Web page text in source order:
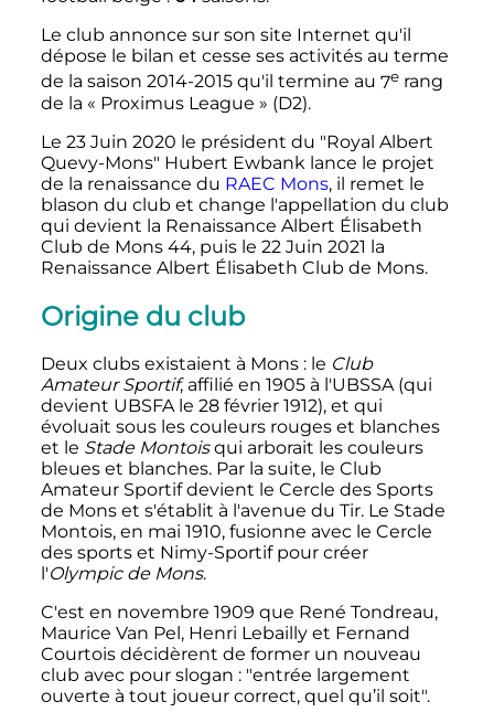
Le club annonce sur son site Internet qu'il
dépose le bilan et cesse ses activités au terme
de la saison 2014-2015 qu'il termine au 7e rang
de la « Proximus League » (D2).
Le 23 Juin 2020 le président du "Royal Albert
Quevy-Mons" Hubert Ewbank lance le projet
de la renaissance du RAEC Mons, il remet le
blason du club et change l'appellation du club
qui devient la Renaissance Albert Élisabeth
Club de Mons 44, puis le 22 Juin 2021 la
Renaissance Albert Élisabeth Club de Mons.
Origine du club
Deux clubs existaient à Mons : le Club
Amateur Sportif, affilié en 1905 à l'UBSSA (qui
devient UBSFA le 28 février 1912), et qui
évoluait sous les couleurs rouges et blanches
et le Stade Montoisqui arborait les couleurs
bleues et blanches. Par la suite, le Club
Amateur Sportif devient le Cercle des Sports
de Mons et s'établit à l'avenue du Tir. Le Stade
Montois, en mai 1910, fusionne avec le Cercle
des sports et Nimy-Sportif pour créer
'Olympic de Mons.
C'est en novembre 1909 que René Tondreau,
Maurice Van Pel, Henri Lebailly et Fernand
Courtois décidèrent de former un nouveau
club avec pour slogan : "entrée largement
ouverte à tout joueur correct, quel qu’il soit".